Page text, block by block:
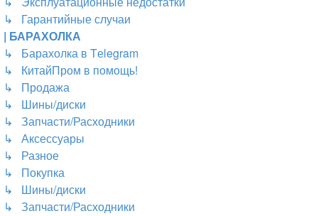
↳ Гарантийные случаи
| БАРАХОЛКА
↳ Барахолка в Tеlegram
↳ КитайПром в помощь!
↳ Продажа
↳ Шины/диски
↳ Запчасти/Расходники
↳ Аксессуары
↳ Разное
↳ Покупка
↳ Шины/диски
↳ Запчасти/Расходники